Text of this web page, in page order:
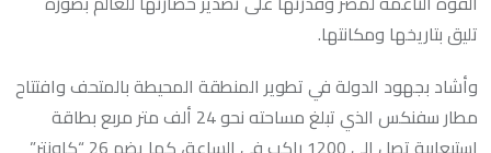
تليق بتاريخها ومكانتها.
وأشاد بجهود الدولة في تطوير المنطقة المحيطة بالمتحف وافتتاح
مطار سفنكس الذي تبلغ مساحته نحو 24 ألف متر مربع بطاقة